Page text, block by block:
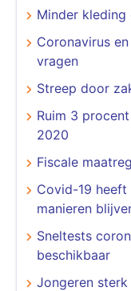
Minder kleding
Coronavirus
vragen
Streep door
Ruim 3
2020
Fiscale
Covid-19
manieren
Sneltests
beschikbaar
Jongeren